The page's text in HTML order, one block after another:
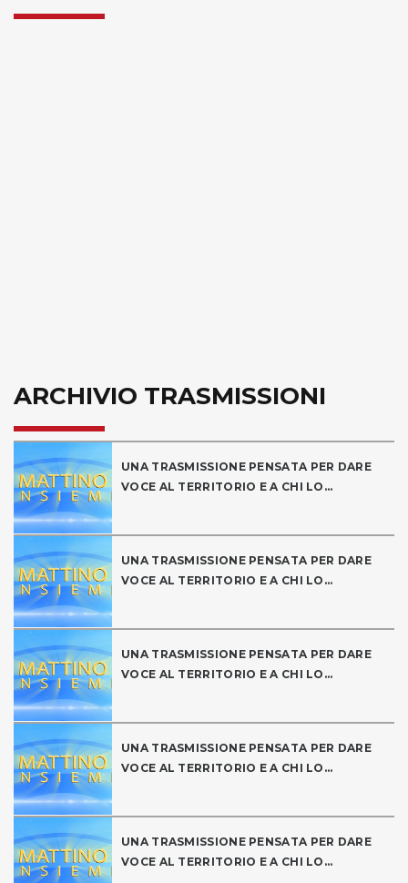
ARCHIVIO TRASMISSIONI
UNA TRASMISSIONE PENSATA PER DARE
VOCE AL TERRITORIO E A CHI LO...
UNA TRASMISSIONE PENSATA PER DARE
VOCE AL TERRITORIO E A CHI LO...
UNA TRASMISSIONE PENSATA PER DARE
VOCE AL TERRITORIO E A CHI LO...
UNA TRASMISSIONE PENSATA PER DARE
VOCE AL TERRITORIO E A CHI LO...
UNA TRASMISSIONE PENSATA PER DARE
VOCE AL TERRITORIO E A CHI LO...